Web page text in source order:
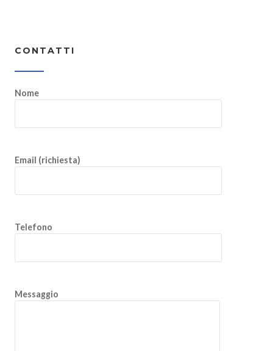
CONTATTI
Nome
Email (richiesta)
Telefono
Messaggio